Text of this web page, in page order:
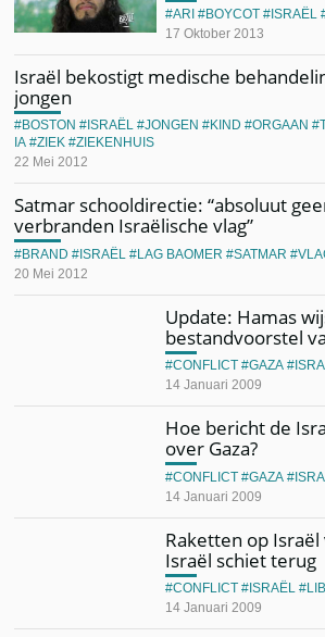
17 Oktober 2013
ARI BOYCOT ISRAËL
Israël bekostigt medische
jongen
22 Mei 2012
BOSTON ISRAËL JONGEN KIND ORGAAN
IA
ZIEK ZIEKENHUIS
Satmar schooldirectie: “absoluut
verbranden Israëlische vlag”
20 Mei 2012
BRAND ISRAËL LAG BAOMER SATMAR
Update: Hamas
bestandvoorstel
14 Januari 2009
CONFLICT GAZA
Hoe bericht de
over Gaza?
14 Januari 2009
CONFLICT GAZA
Raketten op
Israël schiet terug
14 Januari 2009
CONFLICT ISRAËL